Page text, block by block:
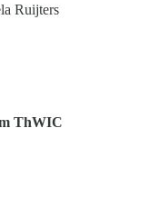
Ruijters
ThWIC